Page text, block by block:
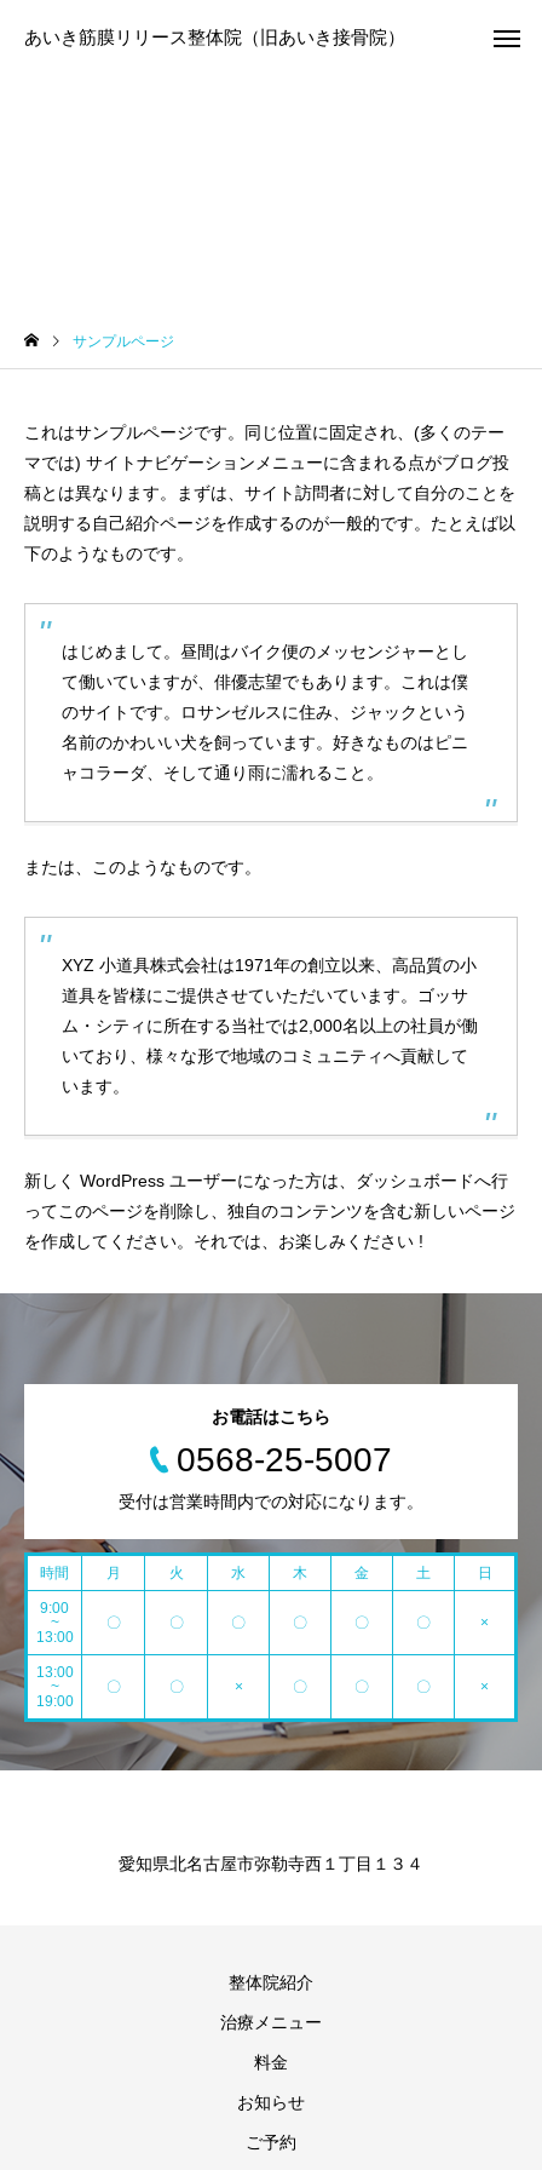
あいき筋膜リリース整体院（旧あいき接骨院）
サンプルページ
これはサンプルページです。同じ位置に固定され、(多くのテー
マでは) サイトナビゲーションメニューに含まれる点がブログ投
稿とは異なります。まずは、サイト訪問者に対して自分のことを
説明する自己紹介ページを作成するのが一般的です。たとえば以
下のようなものです。
はじめまして。昼間はバイク便のメッセンジャーとし
て働いていますが、俳優志望でもあります。これは僕
のサイトです。ロサンゼルスに住み、ジャックという
名前のかわいい犬を飼っています。好きなものはピニ
ャコラーダ、そして通り雨に濡れること。
または、このようなものです。
XYZ 小道具株式会社は1971年の創立以来、高品質の小
道具を皆様にご提供させていただいています。ゴッサ
ム・シティに所在する当社では2,000名以上の社員が働
いており、様々な形で地域のコミュニティへ貢献して
います。
新しく WordPress ユーザーになった方は、 ダッシュボードへ行
ってこのページを削除し、独自のコンテンツを含む新しいページ
を作成してください。それでは、お楽しみください !
お電話はこちら
0568-25-5007
受付は営業時間内での対応になります。
時間 月 火 水 木 金 土 日
9:00
~
13:00
〇 〇 〇 〇 〇 〇 ×
13:00
~
19:00
〇 〇 × 〇 〇 〇 ×
愛知県北名古屋市弥勒寺西１丁目１３４
整体院紹介
治療メニュー
料金
お知らせ
ご予約